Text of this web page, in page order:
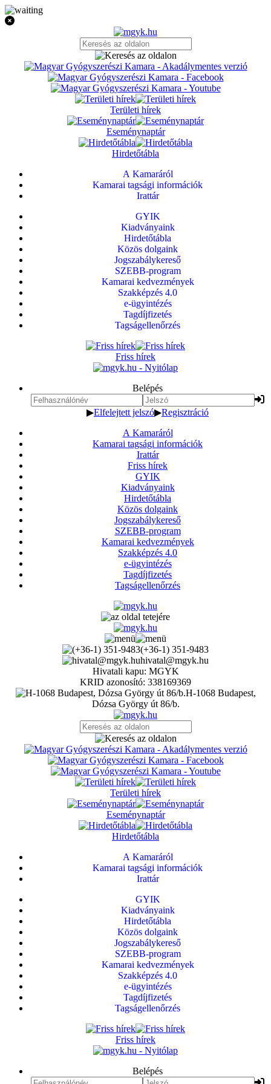
Területi hírek
Eseménynaptár
Hirdetőtábla
A Kamaráról
Kamarai tagsági információk
Irattár
GYIK
Kiadványaink
Hirdetőtábla
Közös dolgaink
Jogszabálykereső
SZEBB-program
Kamarai kedvezmények
Szakképzés 4.0
e-ügyintézés
Tagdíjfizetés
Tagságellenőrzés
Friss hírek
Belépés
▶Elfelejtett jelszó▶Regisztráció
A Kamaráról
Kamarai tagsági információk
Irattár
Friss hírek
GYIK
Kiadványaink
Hirdetőtábla
Közös dolgaink
Jogszabálykereső
SZEBB-program
Kamarai kedvezmények
Szakképzés 4.0
e-ügyintézés
Tagdíjfizetés
Tagságellenőrzés
(+36-1) 351-9483
hivatal@mgyk.hu
Hivatali kapu: MGYK
KRID azonosító: 338169369
H-1068 Budapest,
Dózsa György út 86/b.
Területi hírek
Eseménynaptár
Hirdetőtábla
A Kamaráról
Kamarai tagsági információk
Irattár
GYIK
Kiadványaink
Hirdetőtábla
Közös dolgaink
Jogszabálykereső
SZEBB-program
Kamarai kedvezmények
Szakképzés 4.0
e-ügyintézés
Tagdíjfizetés
Tagságellenőrzés
Friss hírek
Belépés